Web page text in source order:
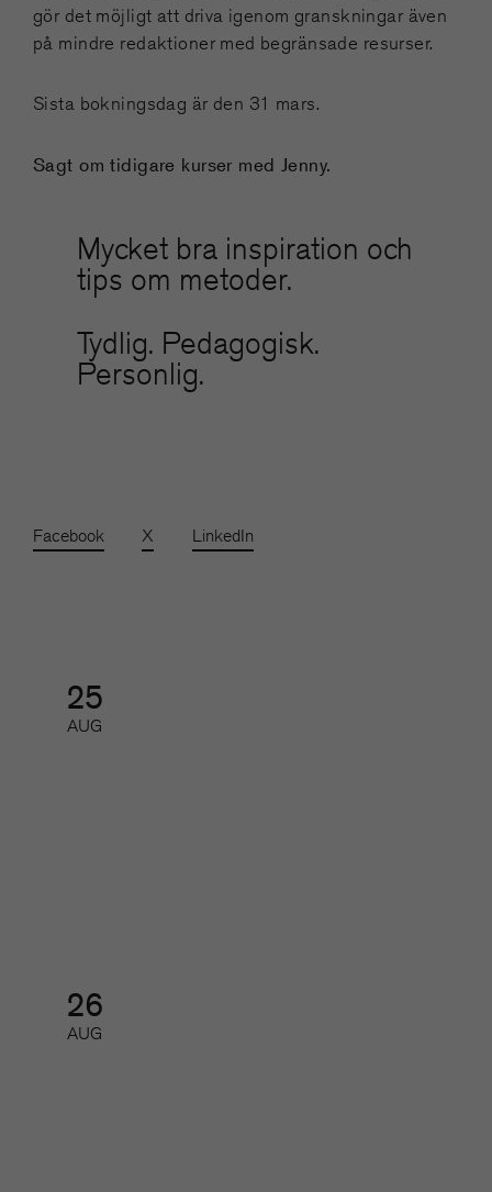
gör det möjligt att driva igenom granskningar även
på mindre redaktioner med begränsade resurser.
Sista bokningsdag är den 31 mars.
Sagt om tidigare kurser med Jenny.
Mycket bra inspiration och
tips om metoder.
Tydlig. Pedagogisk.
Personlig.
Facebook X LinkedIn
25
AUG
26
AUG